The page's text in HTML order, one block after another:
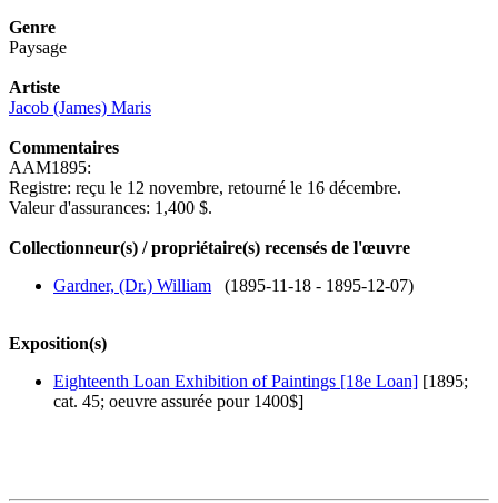
Genre
Paysage
Artiste
Jacob (James) Maris
Commentaires
AAM1895:
Registre: reçu le 12 novembre, retourné le 16 décembre.
Valeur d'assurances: 1,400 $.
Collectionneur(s) / propriétaire(s) recensés de l'œuvre
Gardner, (Dr.) William (1895-11-18 - 1895-12-07)
Exposition(s)
Eighteenth Loan Exhibition of Paintings [18e Loan] [1895;
cat. 45; oeuvre assurée pour 1400$]